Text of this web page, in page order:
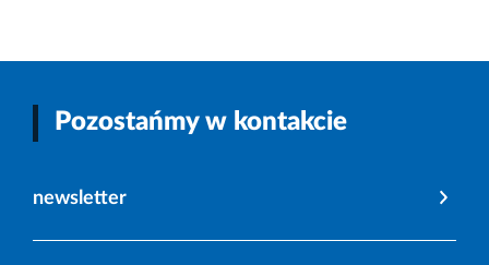
Pozostańmy w kontakcie
newsletter